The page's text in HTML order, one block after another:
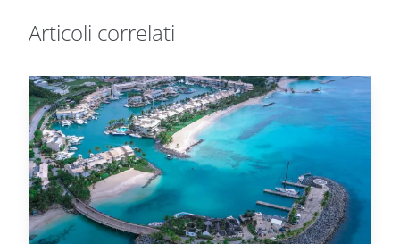
Articoli correlati